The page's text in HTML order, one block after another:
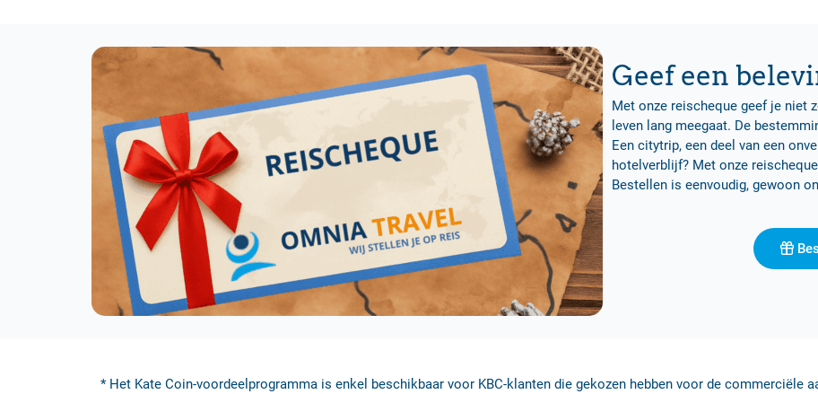
Geef een
Met onze reischeque geef je niet
leven lang meegaat. De
Een citytrip, een deel van een
hotelverblijf? Met onze
Bestellen is eenvoudig, gewoon
* Het Kate Coin-voordeelprogramma is enkel beschikbaar voor KBC-klanten die gekozen hebben voor de commerciële